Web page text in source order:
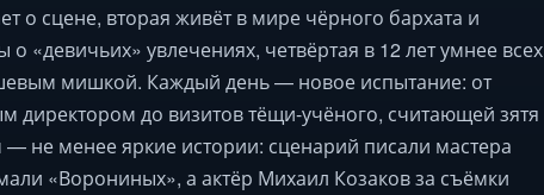
о сцене, вторая живёт в мире чёрного бархата и
«девичьих» увлечениях, четвёртая в 12 лет умнее всех
мишкой. Каждый день — новое испытание: от
директором до визитов тёщи-учёного, считающей зятя
не менее яркие истории: сценарий писали мастера
«Ворониных», а актёр Михаил Козаков за съёмки